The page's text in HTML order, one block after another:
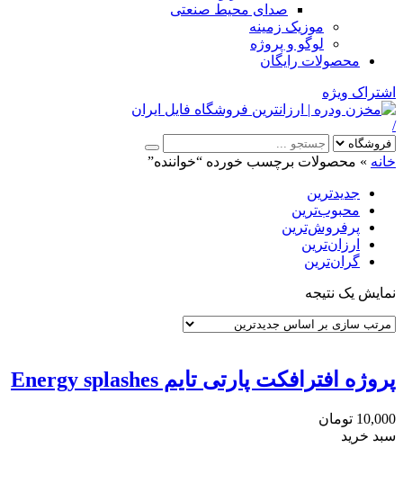
صدای محیط صنعتی
موزیک زمینه
لوگو و پروژه
محصولات رایگان
اشتراک ویژه
/
خانه » محصولات برچسب خورده “خواننده”
جدیدترین
محبوب‌ترین
پرفروش‌ترین
ارزان‌ترین
گران‌ترین
نمایش یک نتیجه
پروژه افترافکت پارتی تایم Energy splashes
10,000 تومان
سبد خرید